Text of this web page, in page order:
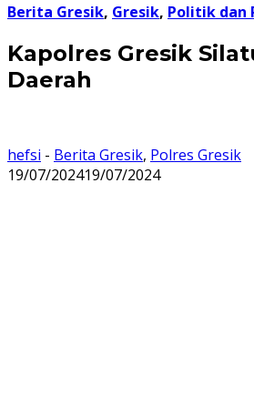
Berita Gresik, Gresik, Politik dan
Kapolres Gresik
Daerah
hefsi - Berita Gresik, Polres Gresik
19/07/202419/07/2024